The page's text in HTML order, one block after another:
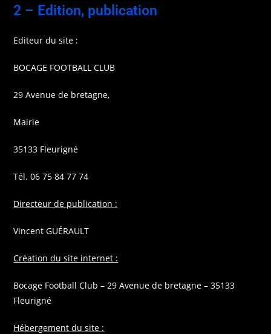
2 – Edition, publication
Editeur du site :
BOCAGE FOOTBALL CLUB
29 Avenue de bretagne,
Mairie
35133 Fleurigné
Tél. 06 75 84 77 74
Directeur de publication :
Vincent GUÉRAULT
Création du site internet :
Bocage Football Club – 29 Avenue de bretagne – 35133
Fleurigné
Hébergement du site :